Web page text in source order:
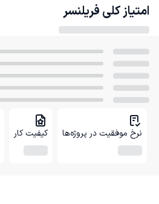
امتیاز کلی فریلنسر
نرخ موفقیت در پروژه‌ها کیفیت کار